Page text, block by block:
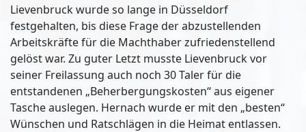
Lievenbruck wurde so lange in Düsseldorf
festgehalten, bis diese Frage der abzustellenden
Arbeitskräfte für die Machthaber zufriedenstellend
gelöst war. Zu guter Letzt musste Lievenbruck vor
seiner Freilassung auch noch 30 Taler für die
entstandenen „Beherbergungskosten“ aus eigener
Tasche auslegen. Hernach wurde er mit den „besten“
Wünschen und Ratschlägen in die Heimat entlassen.